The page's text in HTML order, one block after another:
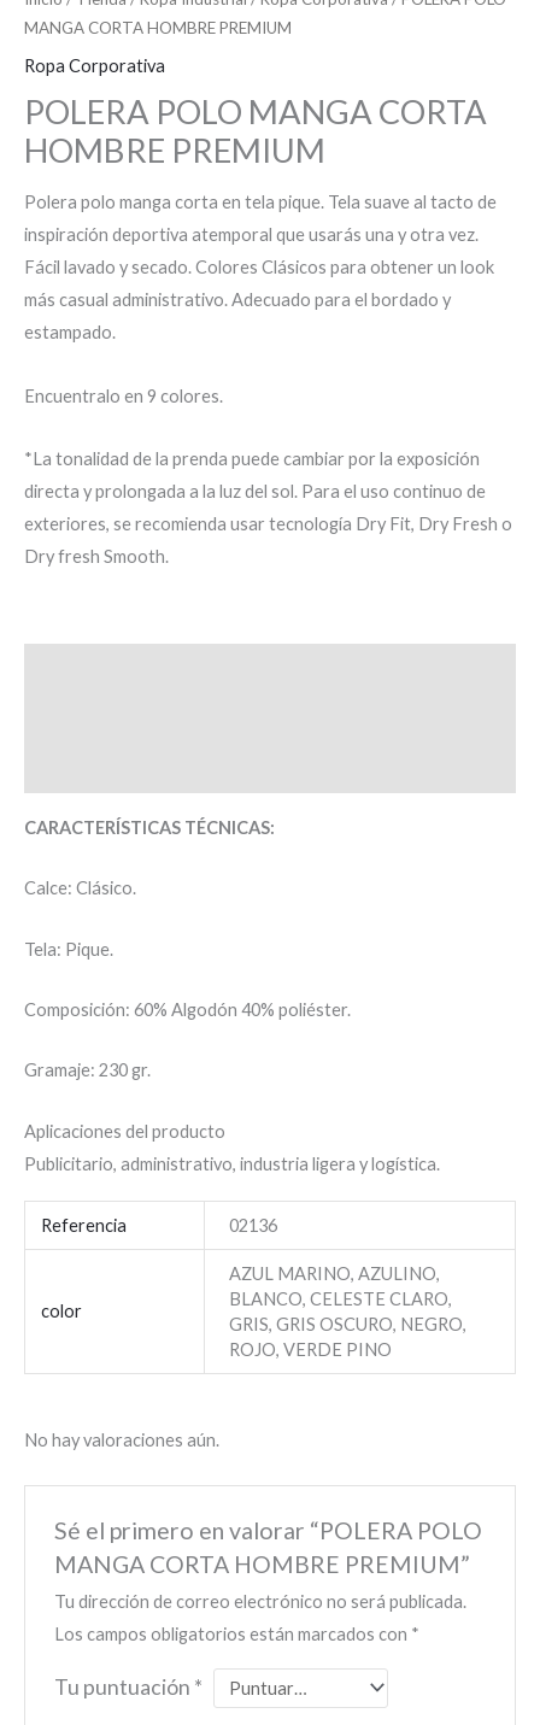
MANGA CORTA HOMBRE PREMIUM
Ropa Corporativa
POLERA POLO MANGA CORTA
HOMBRE PREMIUM
Polera polo manga corta en tela pique. Tela suave al tacto de
inspiración deportiva atemporal que usarás una y otra vez.
Fácil lavado y secado. Colores Clásicos para obtener un look
más casual administrativo. Adecuado para el bordado y
estampado.
Encuentralo en 9 colores.
*La tonalidad de la prenda puede cambiar por la exposición
directa y prolongada a la luz del sol. Para el uso continuo de
exteriores, se recomienda usar tecnología Dry Fit, Dry Fresh o
Dry fresh Smooth.
CARACTERÍSTICAS TÉCNICAS:
Calce: Clásico.
Tela: Pique.
Composición: 60% Algodón 40% poliéster.
Gramaje: 230 gr.
Aplicaciones del producto
Publicitario, administrativo, industria ligera y logística.
Referencia 02136
color
AZUL MARINO, AZULINO,
BLANCO, CELESTE CLARO,
GRIS, GRIS OSCURO, NEGRO,
ROJO, VERDE PINO
No hay valoraciones aún.
Sé el primero en valorar “POLERA POLO
MANGA CORTA HOMBRE PREMIUM”
Tu dirección de correo electrónico no será publicada.
Los campos obligatorios están marcados con *
Tu puntuación *